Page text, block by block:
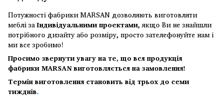
Потужності фабрики MARSAN дозволяють виготовляти
меблі заІндивідуальними проектами, якщо Ви не знайшли
потрібного дизайту або розміру, просто зателефонуйте нам і
ми все зробимо!
Просимо звернути увагу на те, що вся продукція
фабрики MARSAN виготовляється на замовлення!
Термін виготовлення становить від трьох до семи
тижднів.